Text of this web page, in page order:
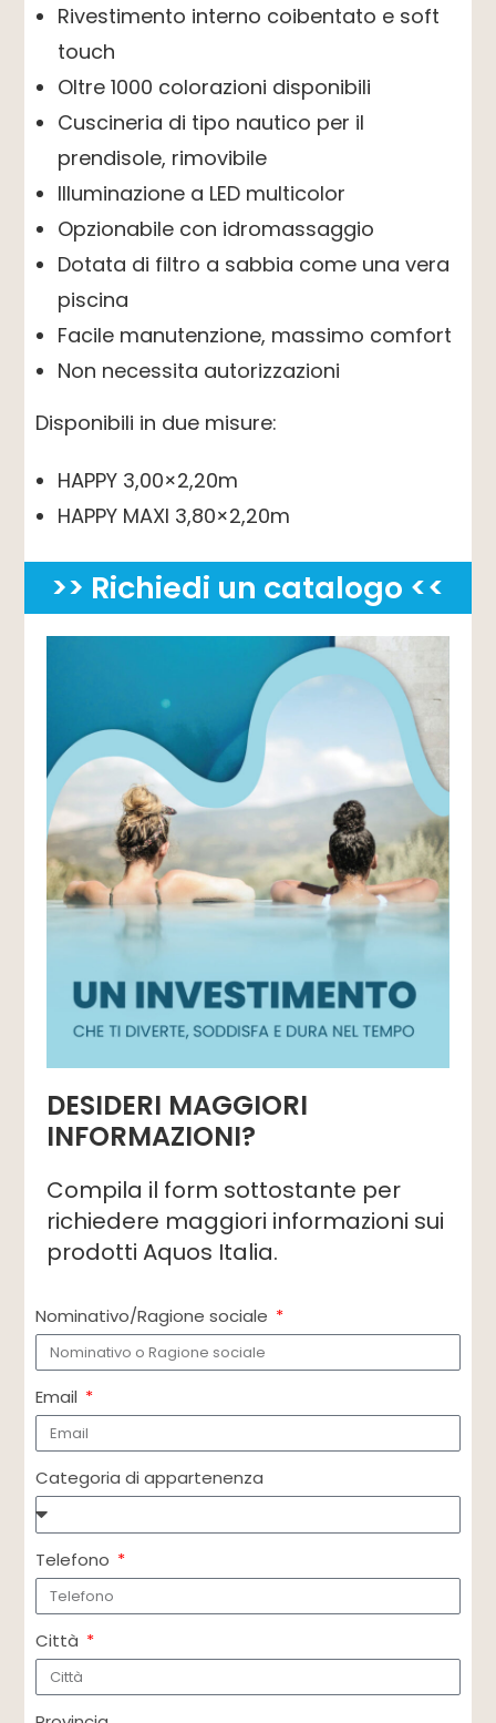
Rivestimento interno coibentato e soft
touch
Oltre 1000 colorazioni disponibili
Cuscineria di tipo nautico per il
prendisole, rimovibile
Illuminazione a LED multicolor
Opzionabile con idromassaggio
Dotata di filtro a sabbia come una vera
piscina
Facile manutenzione, massimo comfort
Non necessita autorizzazioni
Disponibili in due misure:
HAPPY 3,00×2,20m
HAPPY MAXI 3,80×2,20m
>> Richiedi un catalogo <<
DESIDERI MAGGIORI
INFORMAZIONI?
Compila il form sottostante per
richiedere maggiori informazioni sui
prodotti Aquos Italia.
Nominativo/Ragione sociale
Email
Categoria di appartenenza
Telefono
Città